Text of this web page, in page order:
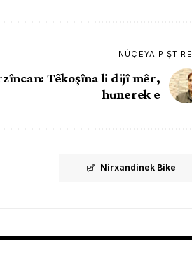
NÛÇEYA PIŞT RE
Têkoşîna li dijî mêr,
hunerek e
Nirxandinek Bike